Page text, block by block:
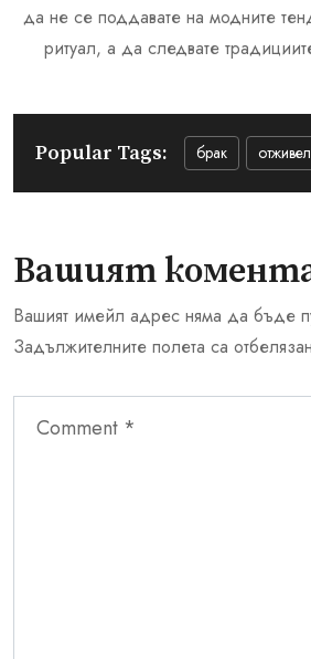
да не се поддавате на модните
ритуал, а да следвате
Popular Tags: брак
Вашият
Вашият имейл адрес няма да бъде
Задължителните полета са